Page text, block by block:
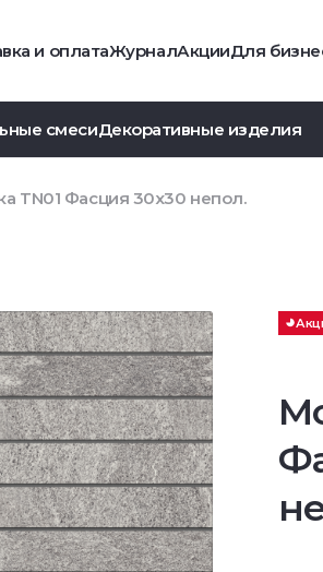
и оплатаЖурналАкцииДля
смесиДекоративные изделия
TN01 Фасция 30x30 непол.